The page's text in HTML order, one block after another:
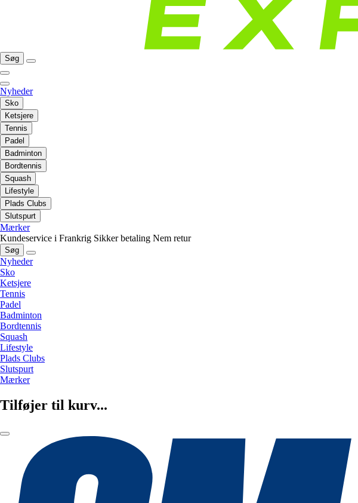
Søg
Nyheder
Sko
Ketsjere
Tennis
Padel
Badminton
Bordtennis
Squash
Lifestyle
Plads Clubs
Slutspurt
Mærker
Kundeservice i Frankrig Sikker betaling Nem retur
Søg
Nyheder
Sko
Ketsjere
Tennis
Padel
Badminton
Bordtennis
Squash
Lifestyle
Plads Clubs
Slutspurt
Mærker
Tilføjer til kurv...